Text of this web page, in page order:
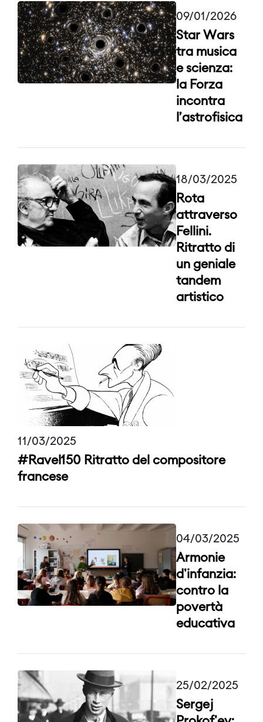
09/01/2026
Star Wars
tra musica
e scienza:
la Forza
incontra
l’astrofisica
18/03/2025
Rota
attraverso
Fellini.
Ritratto di
un geniale
tandem
artistico
11/03/2025
#Ravel150 Ritratto del compositore
francese
04/03/2025
Armonie
d'infanzia:
contro la
povertà
educativa
25/02/2025
Sergej